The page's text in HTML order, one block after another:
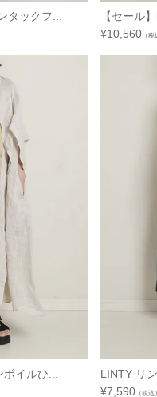
ックフ...
【セール
¥10,560 （税
イルひ...
LINTY リ
¥7,590 （税込）